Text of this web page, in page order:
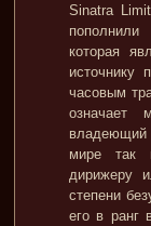
Sinatra
которая
источнику
часовым
означает
мире так
дирижеру
степени
его в ранг